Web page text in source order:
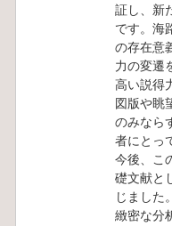
証し、新
です。海
の存在意
力の変遷
高い説得
図版や眺
のみなら
者にとっ
今後、こ
礎文献と
じました
緻密な分